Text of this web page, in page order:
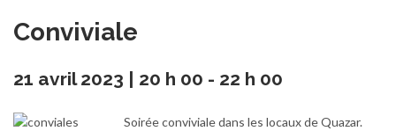
Conviviale
21 avril 2023 | 20 h 00 - 22 h 00
Soirée conviviale dans les locaux de Quazar.